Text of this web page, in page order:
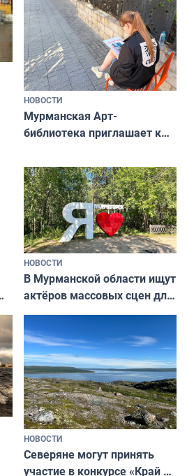
НОВОСТИ
Мурманская Арт-
библиотека приглашает к
и фотографов
НОВОСТИ
В Мурманской области ищут
актёров массовых сцен для
съёмок в
короткометражном фильме
НОВОСТИ
Северяне могут принять
участие в конкурсе «Край у